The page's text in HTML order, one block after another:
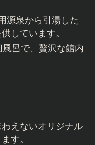
源泉から引湯した
しています。
呂で、贅沢な館内
えないオリジナル
す。